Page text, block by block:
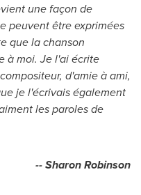
une façon de
peuvent être exprimées
que la chanson
à moi. Je l'ai écrite
d'amie à ami,
je l'écrivais également
les paroles de
-- Sharon Robinson